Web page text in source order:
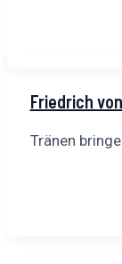
Friedrich
Tränen